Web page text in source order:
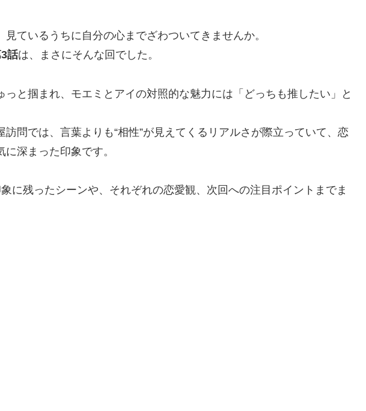
ているうちに自分の心までざわついてきませんか。
話は、まさにそんな回でした。
っと掴まれ、モエミとアイの対照的な魅力には「どっちも推したい」と
訪問では、言葉よりも“相性”が見えてくるリアルさが際立っていて、恋
深まった印象です。
に残ったシーンや、それぞれの恋愛観、次回への注目ポイントまでま